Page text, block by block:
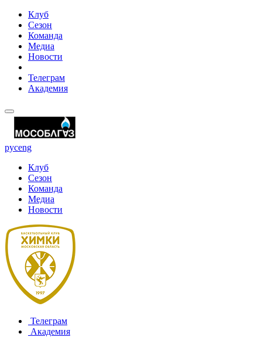
Клуб
Сезон
Команда
Медиа
Новости
Телеграм
Академия
русeng
Клуб
Сезон
Команда
Медиа
Новости
Телеграм
Академия